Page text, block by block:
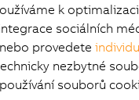
k
sociálních
provedete
nezbytné
souborů